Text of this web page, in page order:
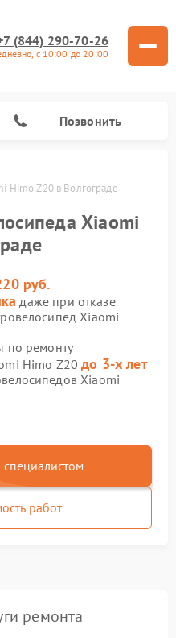
(844) 290-70-26
с 10:00 до 20:00
Позвонить
Himo Z20 в Волгограде
Xiaomi
руб.
даже при отказе
Xiaomi
по ремонту
Himo Z20до 3-х лет
Xiaomi
специалистом
работ
ремонта